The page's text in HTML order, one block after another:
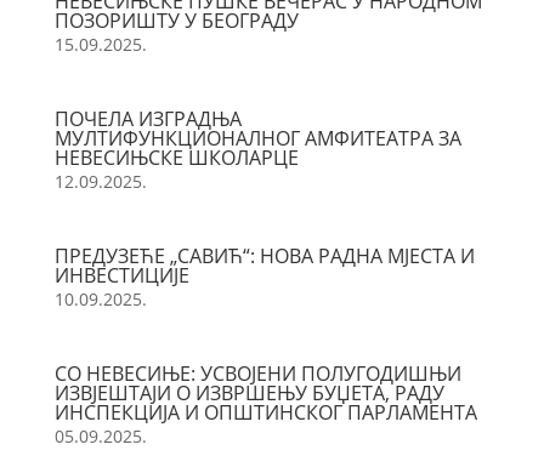
ПОЗОРИШТУ У БЕОГРАДУ
15.09.2025.
ПОЧЕЛА ИЗГРАДЊА
МУЛТИФУНКЦИОНАЛНОГ АМФИТЕАТРА ЗА
НЕВЕСИЊСКЕ ШКОЛАРЦЕ
12.09.2025.
ПРЕДУЗЕЋЕ „САВИЋ“: НОВА РАДНА МЈЕСТА И
ИНВЕСТИЦИЈЕ
10.09.2025.
СО НЕВЕСИЊЕ: УСВОЈЕНИ ПОЛУГОДИШЊИ
ИЗВЈЕШТАЈИ О ИЗВРШЕЊУ БУЏЕТА, РАДУ
ИНСПЕКЦИЈА И ОПШТИНСКОГ ПАРЛАМЕНТА
05.09.2025.